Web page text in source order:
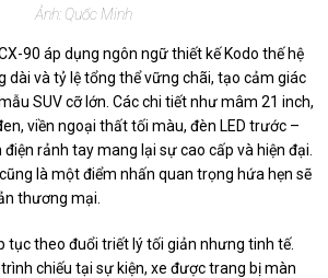
Ảnh: Quốc Minh
90 áp dụng ngôn ngữ thiết kế Kodo thế hệ
dài và tỷ lệ tổng thể vững chãi, tạo cảm giác
SUV cỡ lớn. Các chi tiết như mâm 21 inch,
viền ngoại thất tối màu, đèn LED trước –
rảnh tay mang lại sự cao cấp và hiện đại.
là một điểm nhấn quan trọng hứa hẹn sẽ
thương mại.
tục theo đuổi triết lý tối giản nhưng tinh tế.
chiếu tại sự kiện, xe được trang bị màn